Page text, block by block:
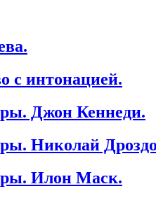
с интонацией.
Джон Кеннеди.
Николай
Илон Маск.